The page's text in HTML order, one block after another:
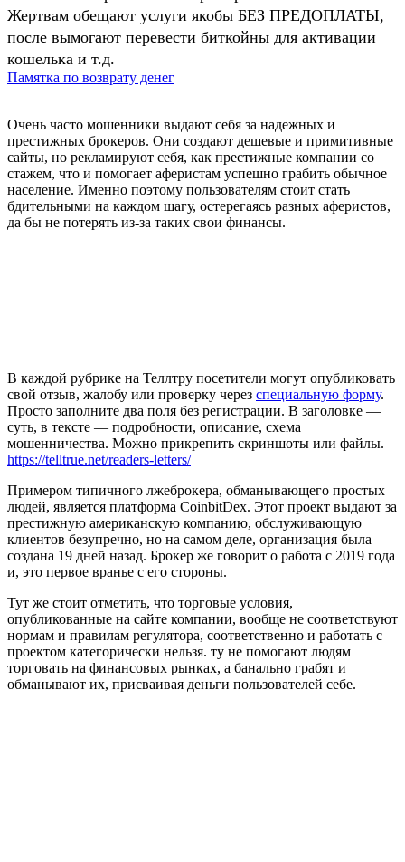
Жертвам обещают услуги якобы БЕЗ ПРЕДОПЛАТЫ,
после вымогают перевести биткойны для активации
кошелька и т.д.
Памятка по возврату денег
Очень часто мошенники выдают себя за надежных и
престижных брокеров. Они создают дешевые и примитивные
сайты, но рекламируют себя, как престижные компании со
стажем, что и помогает аферистам успешно грабить обычное
население. Именно поэтому пользователям стоит стать
бдительными на каждом шагу, остерегаясь разных аферистов,
да бы не потерять из-за таких свои финансы.
В каждой рубрике на Теллтру посетители могут опубликовать
свой отзыв, жалобу или проверку через специальную форму.
Просто заполните два поля без регистрации. В заголовке —
суть, в тексте — подробности, описание, схема
мошенничества. Можно прикрепить скриншоты или файлы.
https://telltrue.net/readers-letters/
Примером типичного лжеброкера, обманывающего простых
людей, является платформа CoinbitDex. Этот проект выдают за
престижную американскую компанию, обслуживающую
клиентов безупречно, но на самом деле, организация была
создана 19 дней назад. Брокер же говорит о работа с 2019 года
и, это первое вранье с его стороны.
Тут же стоит отметить, что торговые условия,
опубликованные на сайте компании, вообще не соответствуют
нормам и правилам регулятора, соответственно и работать с
проектом категорически нельзя. ту не помогают людям
торговать на финансовых рынках, а банально грабят и
обманывают их, присваивая деньги пользователей себе.